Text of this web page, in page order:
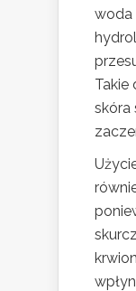
woda
Takie
skóra